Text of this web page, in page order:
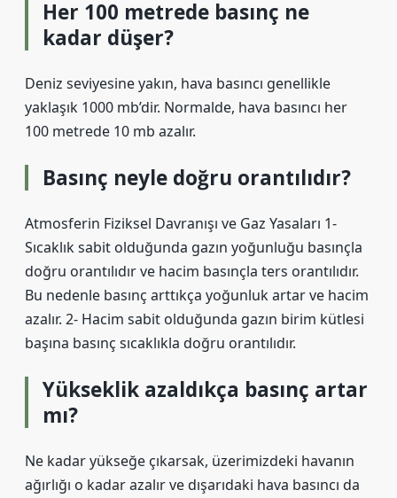
Her 100 metrede basınç ne
kadar düşer?
Deniz seviyesine yakın, hava basıncı genellikle
yaklaşık 1000 mb’dir. Normalde, hava basıncı her
100 metrede 10 mb azalır.
Basınç neyle doğru orantılıdır?
Atmosferin Fiziksel Davranışı ve Gaz Yasaları 1-
Sıcaklık sabit olduğunda gazın yoğunluğu basınçla
doğru orantılıdır ve hacim basınçla ters orantılıdır.
Bu nedenle basınç arttıkça yoğunluk artar ve hacim
azalır. 2- Hacim sabit olduğunda gazın birim kütlesi
başına basınç sıcaklıkla doğru orantılıdır.
Yükseklik azaldıkça basınç artar
mı?
Ne kadar yükseğe çıkarsak, üzerimizdeki havanın
ağırlığı o kadar azalır ve dışarıdaki hava basıncı da